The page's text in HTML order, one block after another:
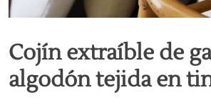
Cojín extraíble de
algodón tejida en